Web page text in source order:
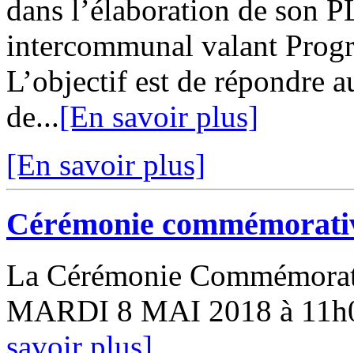
dans l’élaboration de son
intercommunal valant
L’objectif est de répondre
de...[En savoir plus]
[En savoir plus]
Cérémonie
La Cérémonie
MARDI 8 MAI 2018 à
savoir plus]